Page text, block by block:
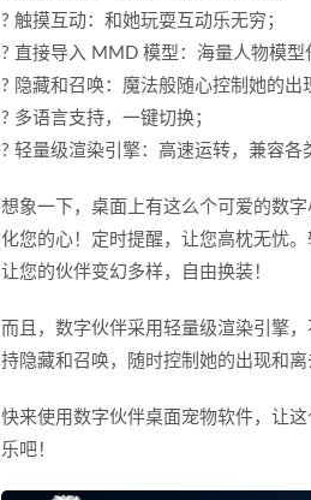
? 触摸互动：和她玩耍互动乐无穷；
? 直接导入 MMD 模型：海量人物模型
? 隐藏和召唤：魔法般随心控制她的出
? 多语言支持，一键切换；
? 轻量级渲染引擎：高速运转，兼容各
想象一下，桌面上有这么个可爱的数
化您的心！定时提醒，让您高枕无忧
让您的伙伴变幻多样，自由换装！
而且，数字伙伴采用轻量级渲染引擎
持隐藏和召唤，随时控制她的出现和离
快来使用数字伙伴桌面宠物软件，让
乐吧！